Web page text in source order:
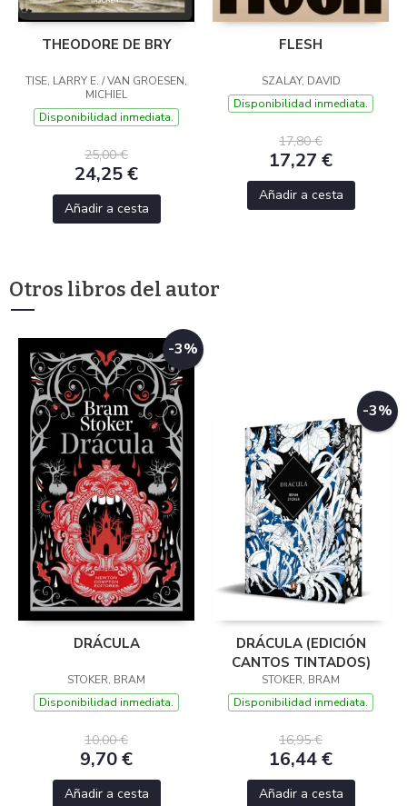
THEODORE DE BRY
TISE, LARRY E. / VAN GROESEN,
MICHIEL
Disponibilidad inmediata.
25,00 €
24,25 €
Añadir a cesta
FLESH
SZALAY, DAVID
Disponibilidad inmediata.
17,80 €
17,27 €
Añadir a cesta
Otros libros del autor
-3%
DRÁCULA
STOKER, BRAM
Disponibilidad inmediata.
10,00 €
9,70 €
Añadir a cesta
-3%
DRÁCULA (EDICIÓN
CANTOS TINTADOS)
STOKER, BRAM
Disponibilidad inmediata.
16,95 €
16,44 €
Añadir a cesta